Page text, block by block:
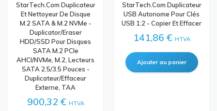
StarTech.com Duplicateur
Et Nettoyeur De Disque
M.2 SATA & M.2 NVMe -
Duplicator/Eraser
HDD/SSD Pour Disques
SATA M.2 PCIe
AHCI/NVMe, M.2, Lecteurs
SATA 2.5/3.5 Pouces -
Duplicateur/Effaceur
Externe, TAA
900,32 € HTVA
StarTech.com Duplicateur
USB Autonome Pour Clés
USB 1:2 - Copier Et Effacer
141,86 € HTVA